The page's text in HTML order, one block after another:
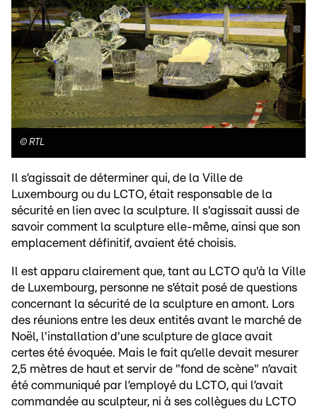
© RTL
Il s’agissait de déterminer qui, de la Ville de
Luxembourg ou du LCTO, était responsable de la
sécurité en lien avec la sculpture. Il s'agissait aussi de
savoir comment la sculpture elle-même, ainsi que son
emplacement définitif, avaient été choisis.
Il est apparu clairement que, tant au LCTO qu'à la Ville
de Luxembourg, personne ne s’était posé de questions
concernant la sécurité de la sculpture en amont. Lors
des réunions entre les deux entités avant le marché de
Noël, l'installation d'une sculpture de glace avait
certes été évoquée. Mais le fait qu’elle devait mesurer
2,5 mètres de haut et servir de "fond de scène" n’avait
été communiqué par l’employé du LCTO, qui l’avait
commandée au sculpteur, ni à ses collègues du LCTO